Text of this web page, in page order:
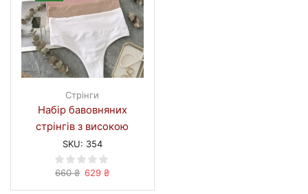
Стрінги
Набір бавовняних
стрінгів з високою
посадкою (6 шт) #354
SKU: 354
660₴ Оригінальна
629₴Поточна